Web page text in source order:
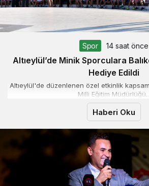
Spor 14 saat önce
Altıeylül’de Minik Sporculara
Hediye Edildi
Altıeylül'de düzenlenen özel etkinlik
Milli Eğitim
Haberi Oku